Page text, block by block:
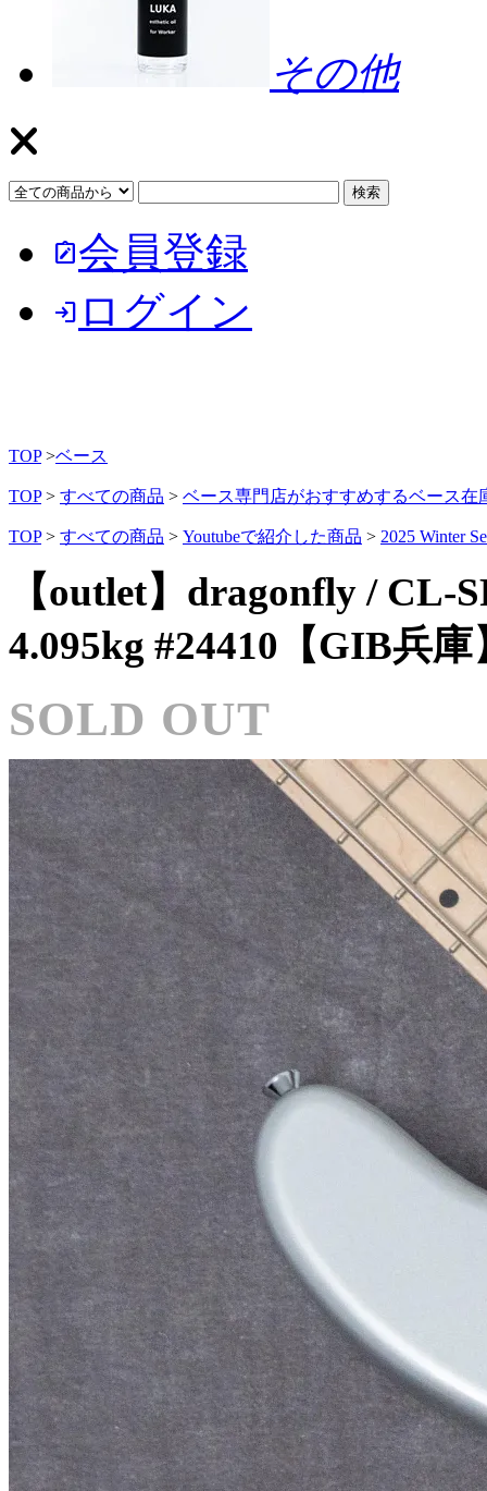
その他
note_alt会員登録
login ログイン
TOP >ベース
TOP > すべての商品 > ベース専門店がおすすめするベース在
TOP > すべての商品 > Youtubeで紹介した商品 > 2025 Winter
【outlet】dragonfly / CL-
4.095kg #24410【GIB兵庫
SOLD OUT